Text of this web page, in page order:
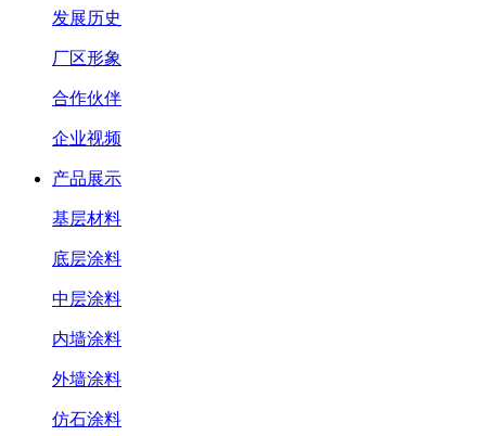
发展历史
厂区形象
合作伙伴
企业视频
产品展示
基层材料
底层涂料
中层涂料
内墙涂料
外墙涂料
仿石涂料